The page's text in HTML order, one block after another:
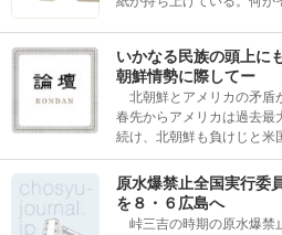
いかなる民族の頭上
朝鮮情勢に際してー
北朝鮮とアメリカの矛盾
春先からアメリカは過去最
続け、北朝鮮も負けじと米
原水爆禁止全国実行委
を８・６広島へ
峠三吉の時期の原水爆禁